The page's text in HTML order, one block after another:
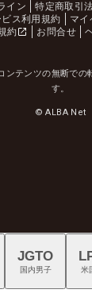
イン
特定商取引
ス利用規約
マ
約
お問合せ
ンテンツの無断での
す。
© ALBA Net
JGTO
国内男子 米